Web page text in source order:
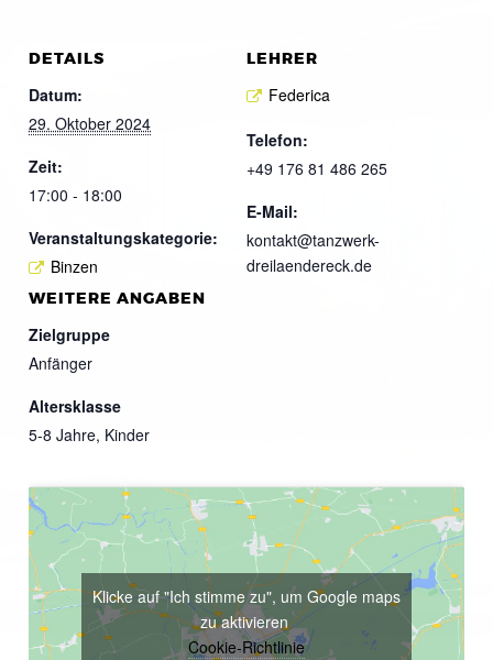
DETAILS
Datum:
29. Oktober 2024
Zeit:
17:00 - 18:00
Veranstaltungskategorie:
Binzen
LEHRER
Federica
Telefon:
+49 176 81 486 265
E-Mail:
kontakt@tanzwerk-
dreilaendereck.de
WEITERE ANGABEN
Zielgruppe
Anfänger
Altersklasse
5-8 Jahre, Kinder
Klicke auf "Ich stimme zu", um Google maps
zu aktivieren
Cookie-Richtlinie